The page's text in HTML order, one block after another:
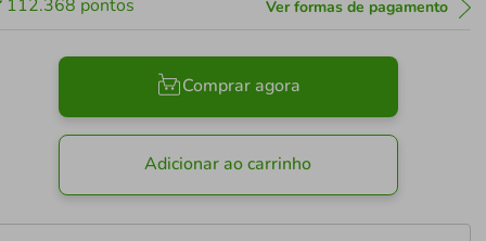
112.368 pontos Ver formas de pagamento
Comprar agora
Adicionar ao carrinho